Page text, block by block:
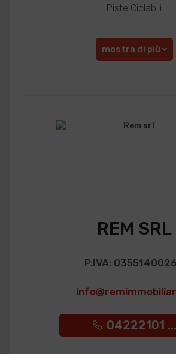
Piste Ciclabili
mostra di più
REM SRL
P.IVA:
04222101 ...